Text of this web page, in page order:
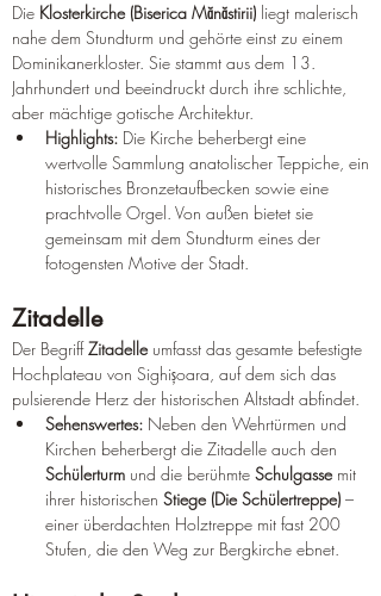
Die Klosterkirche (Biserica Mănăstirii) liegt malerisch
nahe dem Stundturm und gehörte einst zu einem
Dominikanerkloster. Sie stammt aus dem 13.
Jahrhundert und beeindruckt durch ihre schlichte,
aber mächtige gotische Architektur.
Highlights: Die Kirche beherbergt eine
wertvolle Sammlung anatolischer Teppiche, ein
historisches Bronzetaufbecken sowie eine
prachtvolle Orgel. Von außen bietet sie
gemeinsam mit dem Stundturm eines der
fotogensten Motive der Stadt.
Zitadelle
Der Begriff Zitadelle umfasst das gesamte befestigte
Hochplateau von Sighișoara, auf dem sich das
pulsierende Herz der historischen Altstadt abfindet.
Sehenswertes: Neben den Wehrtürmen und
Kirchen beherbergt die Zitadelle auch den
Schülerturm und die berühmte Schulgasse mit
ihrer historischen Stiege (Die Schülertreppe) –
einer überdachten Holztreppe mit fast 200
Stufen, die den Weg zur Bergkirche ebnet.